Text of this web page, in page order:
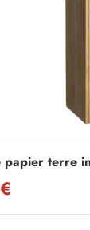
papier terre